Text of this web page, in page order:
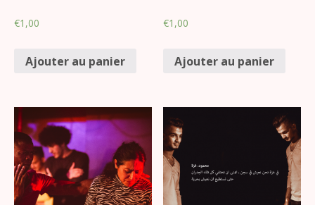
€1,00
Ajouter au panier
€1,00
Ajouter au panier